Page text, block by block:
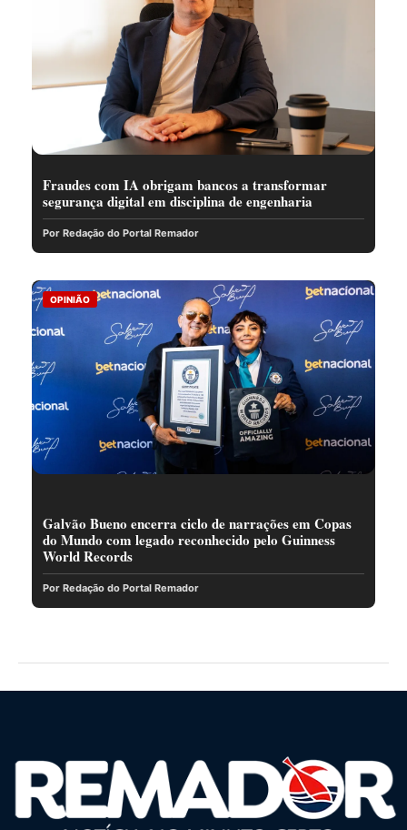
Fraudes com IA obrigam bancos a transformar
segurança digital em disciplina de engenharia
Por Redação do Portal Remador
OPINIÃO
Galvão Bueno encerra ciclo de narrações em Copas
do Mundo com legado reconhecido pelo Guinness
World Records
Por Redação do Portal Remador